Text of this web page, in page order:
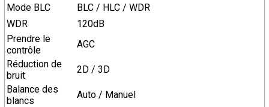
Mode BLC
BLC / HLC / WDR
WDR
120dB
Prendre le
contrôle
AGC
Réduction de
bruit
2D / 3D
Balance des
blancs
Auto / Manuel